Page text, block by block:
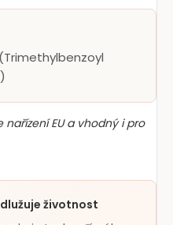
(Trimethylbenzoyl
nařízení EU a vhodný i pro
životnost